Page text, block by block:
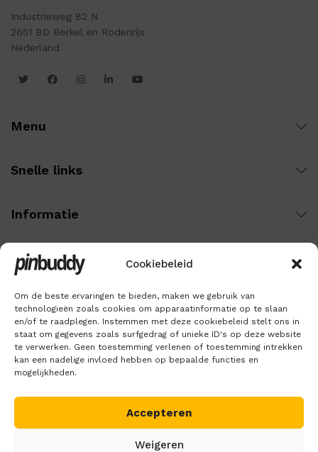
Cookiebeleid
Om de beste ervaringen te bieden, maken we gebruik van
technologieën zoals cookies om apparaatinformatie op te slaan
en/of te raadplegen. Instemmen met deze cookiebeleid stelt ons in
staat om gegevens zoals surfgedrag of unieke ID's op deze website
te verwerken. Geen toestemming verlenen of toestemming intrekken
kan een nadelige invloed hebben op bepaalde functies en
mogelijkheden.
Accepteren
Weigeren
Industrieweg 82 N
2651 BD Berkel en Rodenrijs
Nederland
Menu
Snelle links
Informatie